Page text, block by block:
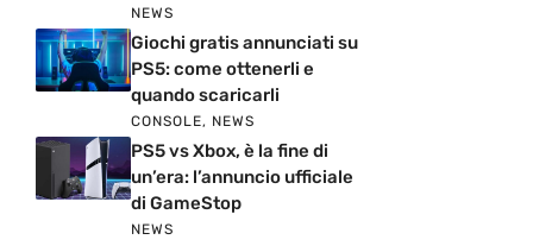
NEWS
Giochi gratis annunciati su
PS5: come ottenerli e
quando scaricarli
CONSOLE, NEWS
PS5 vs Xbox, è la fine di
un’era: l’annuncio ufficiale
di GameStop
NEWS